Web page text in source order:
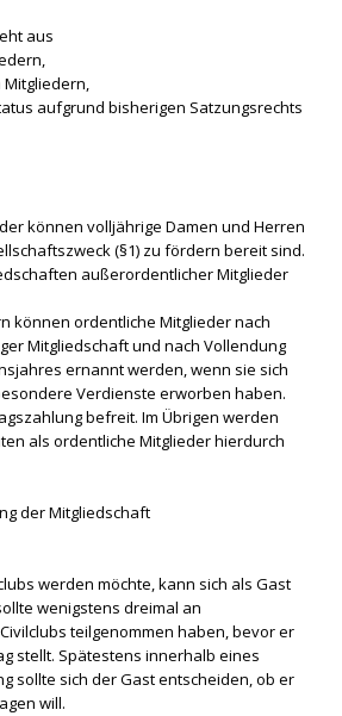
aus
aufgrund bisherigen Satzungsrechts
können volljährige Damen und Herren
(§1) zu fördern bereit sind.
außerordentlicher Mitglieder
können ordentliche Mitglieder nach
Mitgliedschaft und nach Vollendung
ernannt werden, wenn sie sich
Verdienste erworben haben.
befreit. Im Übrigen werden
als ordentliche Mitglieder hierdurch
der Mitgliedschaft
werden möchte, kann sich als Gast
wenigstens dreimal an
teilgenommen haben, bevor er
stellt. Spätestens innerhalb eines
sollte sich der Gast entscheiden, ob er
will.